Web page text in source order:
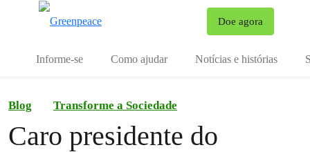
Doe agora
Informe-se Como ajudar Notícias e histórias
Blog Transforme a Sociedade
Caro presidente do